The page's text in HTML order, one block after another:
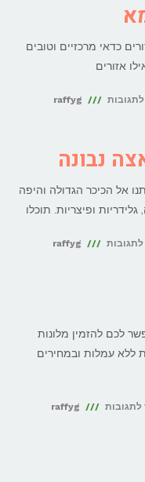
טרמיני
כדאי מרכזיים וטובים
אזורים
לתגובות על
לישון
ברומא
raffyg
נבונה
אל הכיכר הגדולה והיפה
ופיצריות. תוכלו
לתגובות על
פיאצה
נבונה
raffyg
לכם להזמין מלונות
ללא עמלות ובמחירים
לתגובות על raffyg